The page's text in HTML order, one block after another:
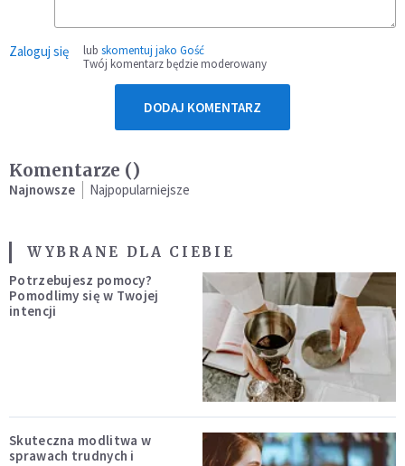
Zaloguj się lub skomentuj jako Gość
Twój komentarz będzie moderowany
DODAJ KOMENTARZ
Komentarze ()
Najnowsze Najpopularniejsze
WYBRANE DLA CIEBIE
Potrzebujesz pomocy?
Pomodlimy się w Twojej
intencji
Skuteczna modlitwa w
sprawach trudnych i